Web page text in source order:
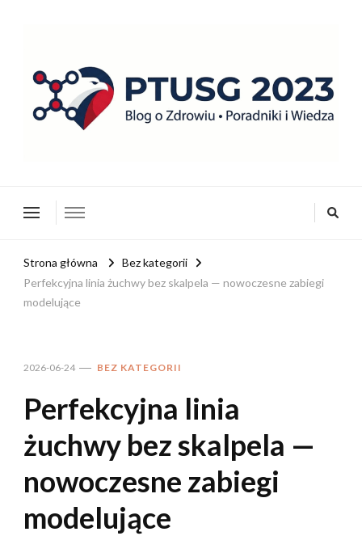
Strona główna
Bez kategorii
Perfekcyjna linia żuchwy bez skalpela — nowoczesne zabiegi
modelujące
2026-06-24 BEZ KATEGORII
Perfekcyjna linia
żuchwy bez skalpela —
nowoczesne zabiegi
modelujące